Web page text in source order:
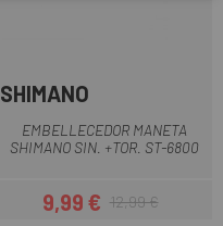
SHIMANO
EMBELLECEDOR MANETA
SHIMANO SIN. +TOR. ST-6800
Prezzo
9,99 €Prezzo base
12,99 €